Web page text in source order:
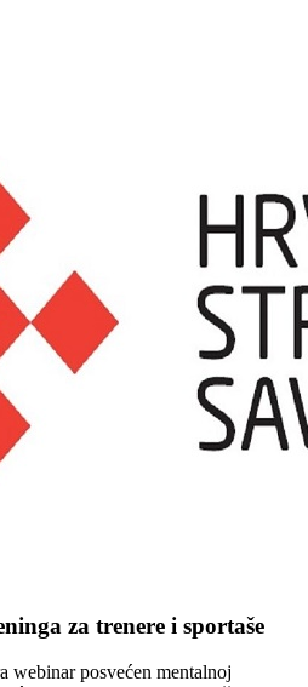
za trenere i sportaše
webinar posvećen mentalnoj